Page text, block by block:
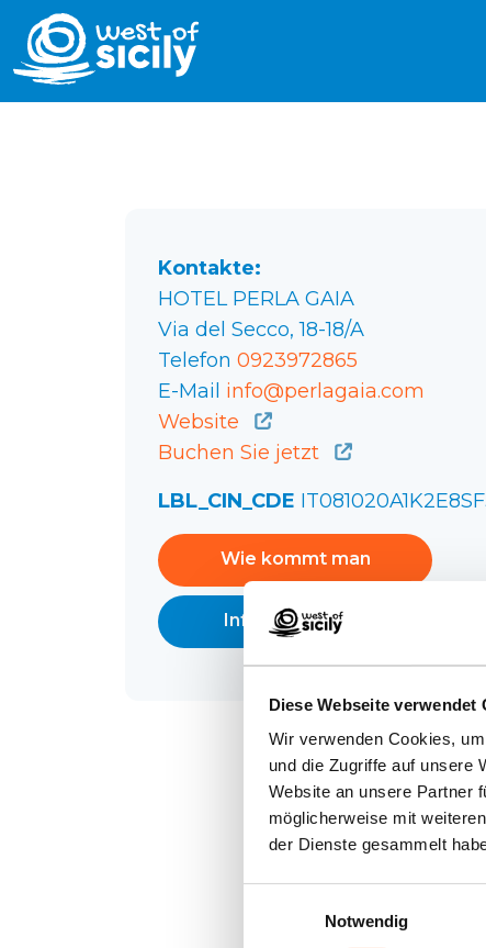
Diese Webseite verwendet
Wir verwenden Cookies,
und die Zugriffe auf unsere
Website an unsere Partner
möglicherweise mit
der Dienste gesammelt
Notwendig
Kontakte:
HOTEL PERLA GAIA
Via del Secco, 18-18/A
Telefon 0923972865
E-Mail info@perlagaia.com
Website
Buchen Sie jetzt
LBL_CIN_CDE
Wie kommt man
Infos anfordern